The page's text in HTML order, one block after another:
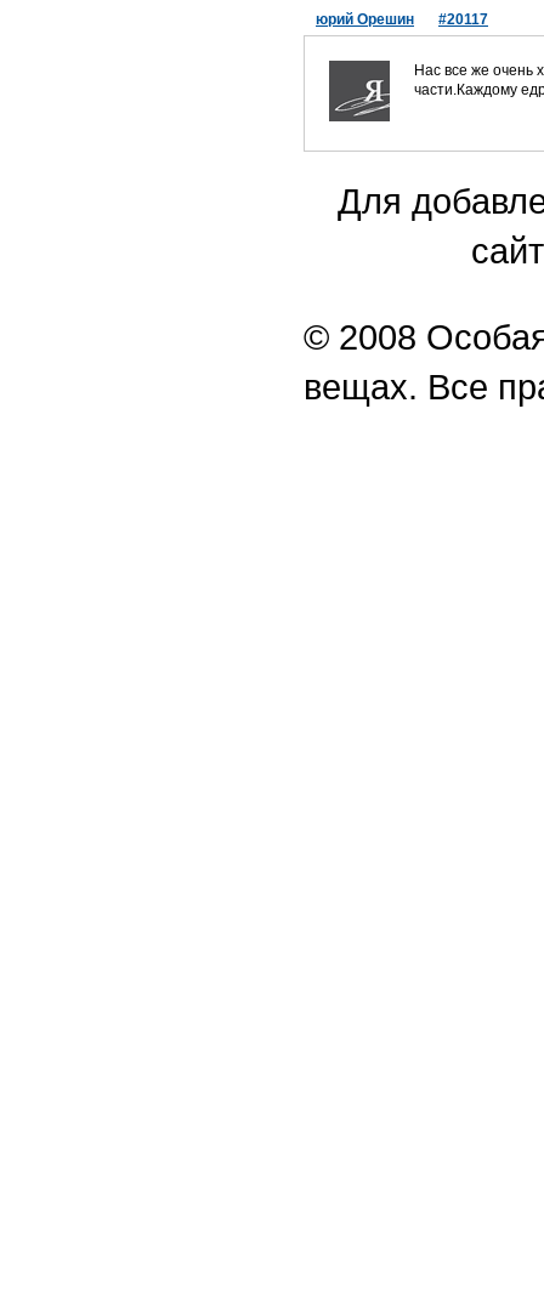
юрий Орешин #20117
Нас все же очень
части.Каждому
Для
© 2008
вещах. Все